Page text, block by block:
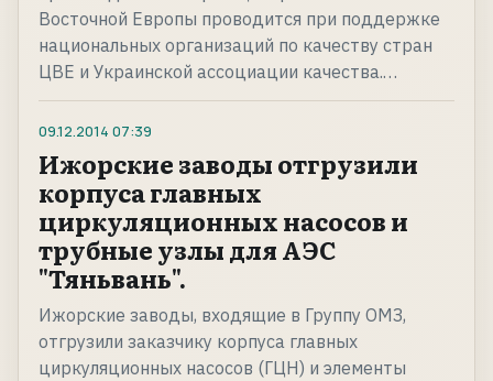
Восточной Европы проводится при поддержке
национальных организаций по качеству стран
ЦВЕ и Украинской ассоциации качества.…
09.12.2014 07:39
Ижорские заводы отгрузили
корпуса главных
циркуляционных насосов и
трубные узлы для АЭС
"Тяньвань".
Ижорские заводы, входящие в Группу ОМЗ,
отгрузили заказчику корпуса главных
циркуляционных насосов (ГЦН) и элементы